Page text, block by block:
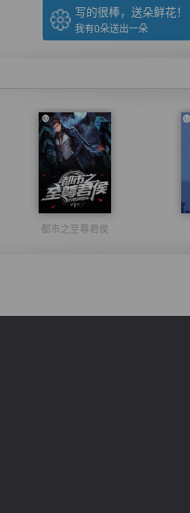
写的很棒，送朵鲜花！
我有0朵送出一朵
都市之至尊君侯